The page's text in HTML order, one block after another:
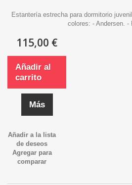
Estantería estrecha para dormitorio
colores: - Andersen. -
115,00 €
Añadir al
carrito
Más
Añadir a la lista
de deseos
Agregar para
comparar